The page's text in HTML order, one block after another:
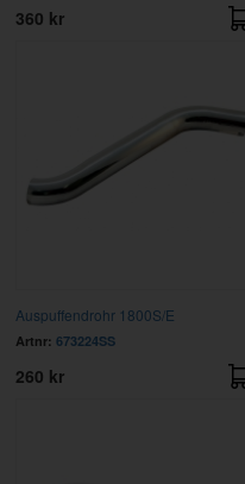
360 kr
Auspuffendrohr 1800S/E
Artnr: 673224SS
260 kr